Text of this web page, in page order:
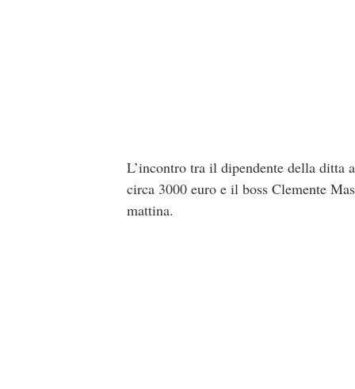
L’incontro tra il dipendente della ditta
circa 3000 euro e il boss Clemente
mattina.